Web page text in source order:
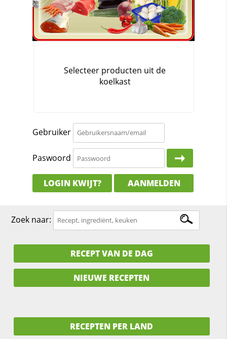
Gebruiker
Paswoord
LOGIN KWIJT? AANMELDEN
Zoek naar:
RECEPT VAN DE DAG
NIEUWE RECEPTEN
RECEPTEN PER LAND